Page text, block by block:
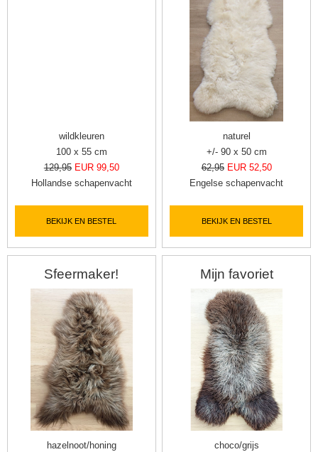
wildkleuren
100 x 55 cm
129,95 EUR 99,50
Hollandse schapenvacht
BEKIJK EN BESTEL
naturel
+/- 90 x 50 cm
62,95 EUR 52,50
Engelse schapenvacht
BEKIJK EN BESTEL
Sfeermaker!
hazelnoot/honing
Mijn favoriet
choco/grijs